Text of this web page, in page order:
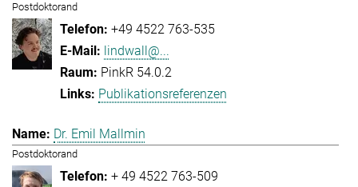
Postdoktorand
+49 4522 763-535
lindwall@...
PinkR 54.0.2
Publikationsreferenzen
Dr. Emil Mallmin
Postdoktorand
+ 49 4522 763-509